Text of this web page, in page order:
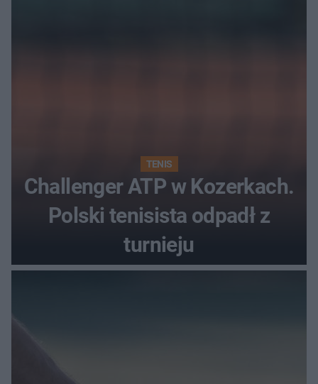
TENIS
Challenger ATP w Kozerkach.
Polski tenisista odpadł z
turnieju